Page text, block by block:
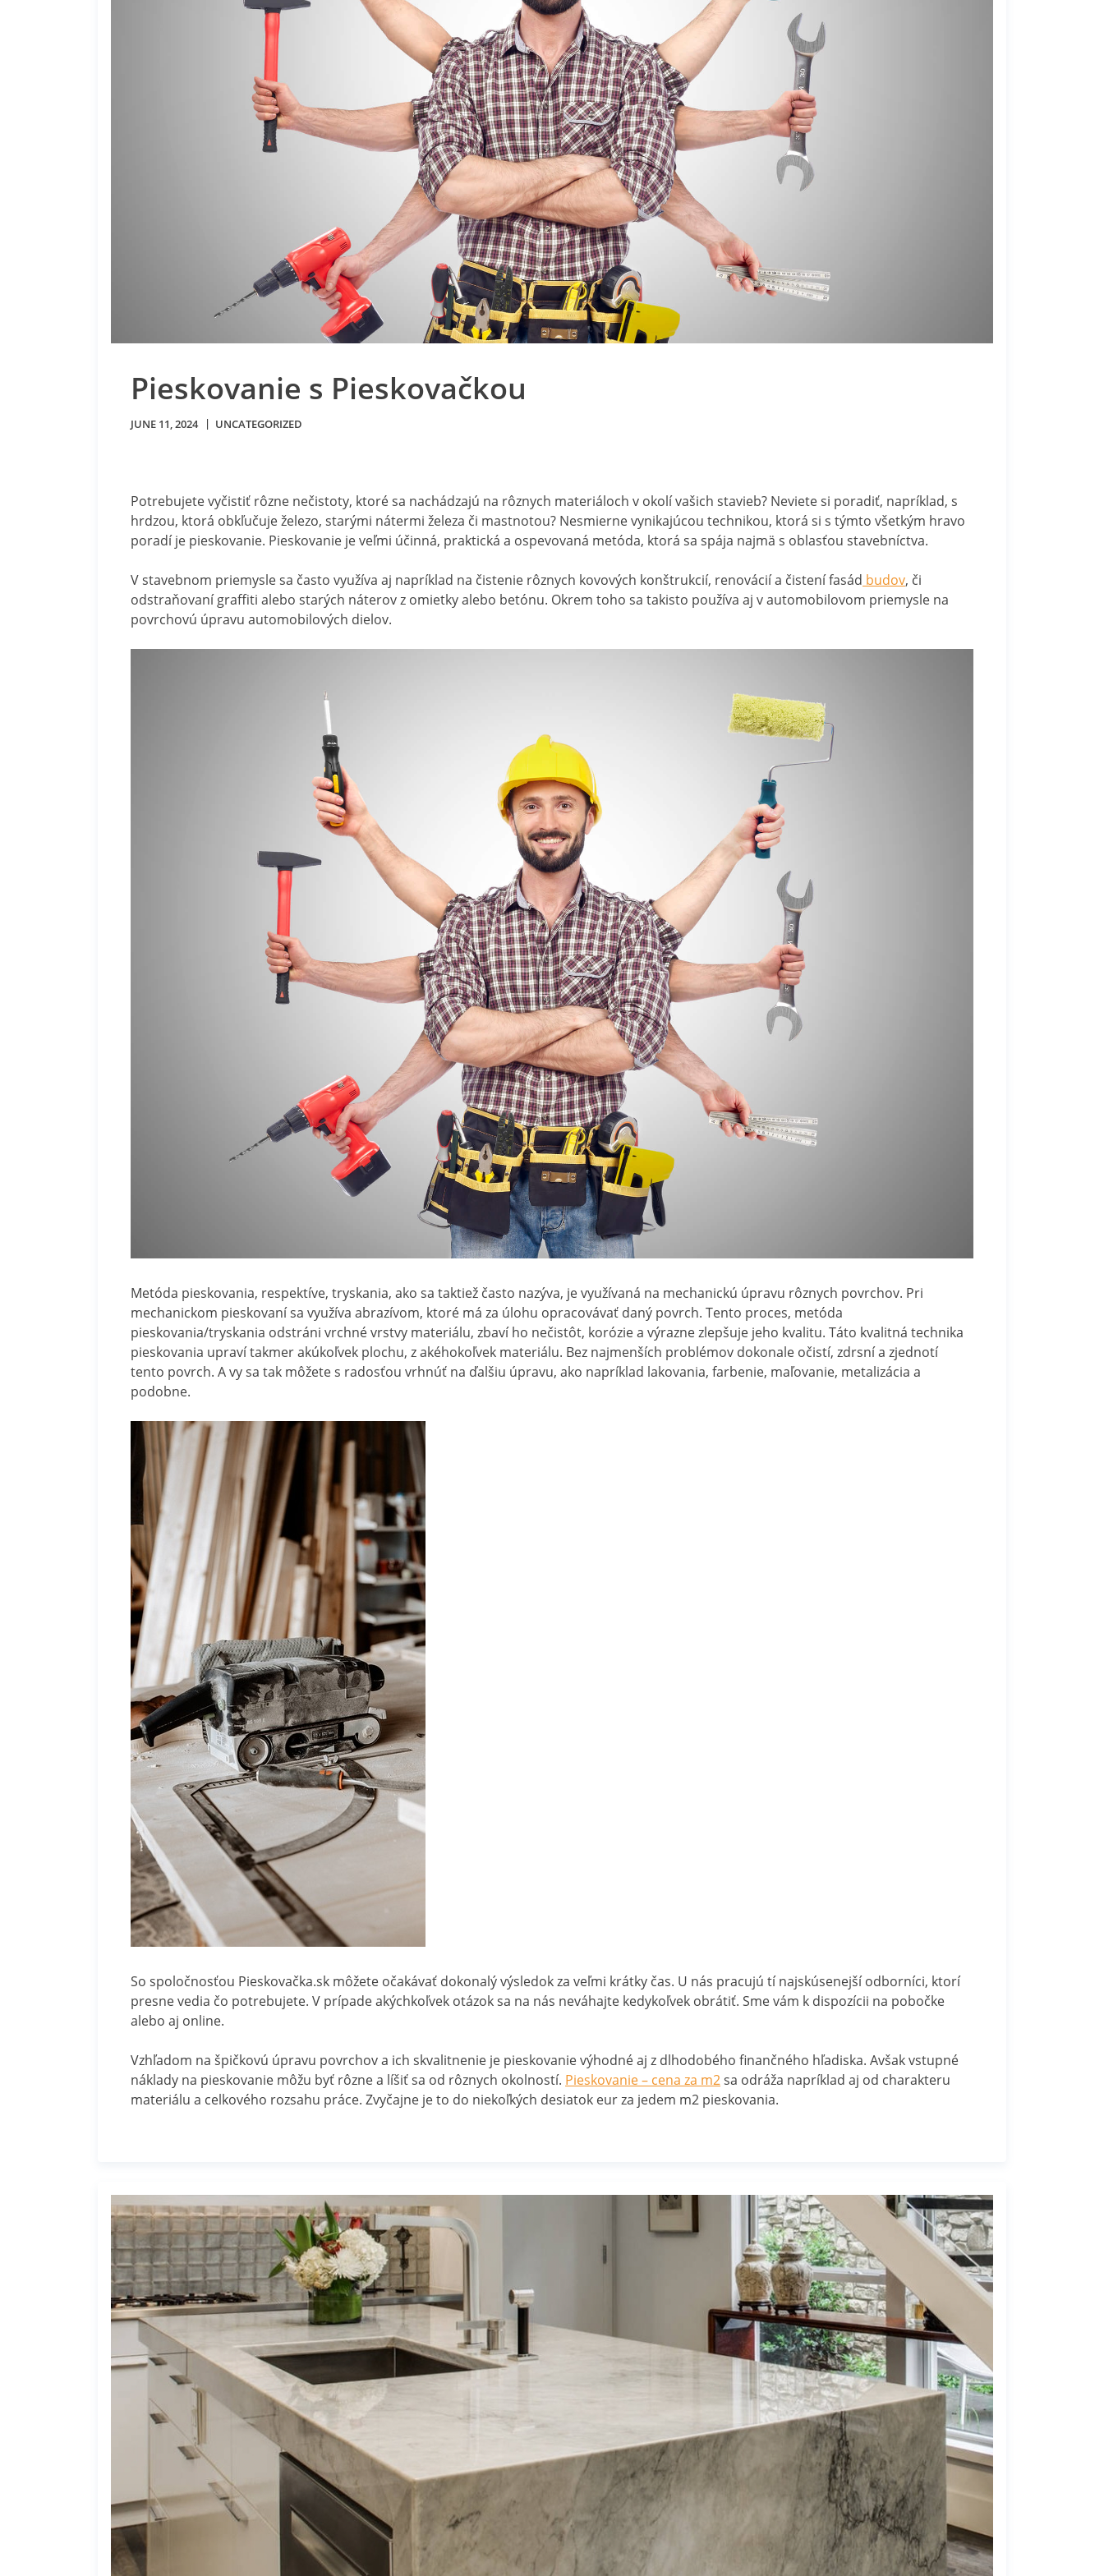
Pieskovanie s Pieskovačkou
JUNE 11, 2024 UNCATEGORIZED
Potrebujete vyčistiť rôzne nečistoty, ktoré sa nachádzajú na rôznych materiáloch v okolí vašich stavieb? Neviete si poradiť, napríklad, s
hrdzou, ktorá obkľučuje železo, starými nátermi železa či mastnotou? Nesmierne vynikajúcou technikou, ktorá si s týmto všetkým hravo
poradí je pieskovanie. Pieskovanie je veľmi účinná, praktická a ospevovaná metóda, ktorá sa spája najmä s oblasťou stavebníctva.
V stavebnom priemysle sa často využíva aj napríklad na čistenie rôznych kovových konštrukcií, renovácií a čistení fasád budov, či
odstraňovaní graffiti alebo starých náterov z omietky alebo betónu. Okrem toho sa takisto používa aj v automobilovom priemysle na
povrchovú úpravu automobilových dielov.
Metóda pieskovania, respektíve, tryskania, ako sa taktiež často nazýva, je využívaná na mechanickú úpravu rôznych povrchov. Pri
mechanickom pieskovaní sa využíva abrazívom, ktoré má za úlohu opracovávať daný povrch. Tento proces, metóda
pieskovania/tryskania odstráni vrchné vrstvy materiálu, zbaví ho nečistôt, korózie a výrazne zlepšuje jeho kvalitu. Táto kvalitná technika
pieskovania upraví takmer akúkoľvek plochu, z akéhokoľvek materiálu. Bez najmenších problémov dokonale očistí, zdrsní a zjednotí
tento povrch. A vy sa tak môžete s radosťou vrhnúť na ďalšiu úpravu, ako napríklad lakovania, farbenie, maľovanie, metalizácia a
podobne.
So spoločnosťou Pieskovačka.sk môžete očakávať dokonalý výsledok za veľmi krátky čas. U nás pracujú tí najskúsenejší odborníci, ktorí
presne vedia čo potrebujete. V prípade akýchkoľvek otázok sa na nás neváhajte kedykoľvek obrátiť. Sme vám k dispozícii na pobočke
alebo aj online.
Vzhľadom na špičkovú úpravu povrchov a ich skvalitnenie je pieskovanie výhodné aj z dlhodobého finančného hľadiska. Avšak vstupné
náklady na pieskovanie môžu byť rôzne a líšiť sa od rôznych okolností. Pieskovanie – cena za m2sa odráža napríklad aj od charakteru
materiálu a celkového rozsahu práce. Zvyčajne je to do niekoľkých desiatok eur za jedem m2 pieskovania.